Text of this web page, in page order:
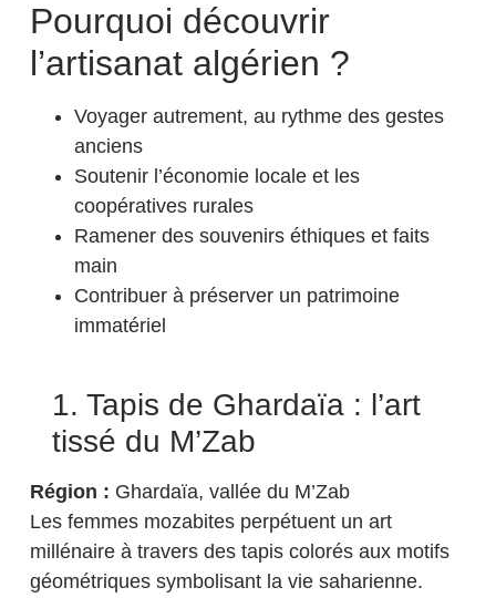
Pourquoi découvrir
l’artisanat algérien ?
Voyager autrement, au rythme des gestes
anciens
Soutenir l’économie locale et les
coopératives rurales
Ramener des souvenirs éthiques et faits
main
Contribuer à préserver un patrimoine
immatériel
1. Tapis de Ghardaïa : l’art
tissé du M’Zab
Région : Ghardaïa, vallée du M’Zab
Les femmes mozabites perpétuent un art
millénaire à travers des tapis colorés aux motifs
géométriques symbolisant la vie saharienne.